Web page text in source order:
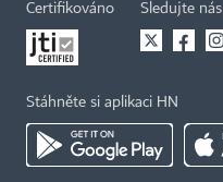
Certifikováno Sledujte nás
Stáhněte si aplikaci HN